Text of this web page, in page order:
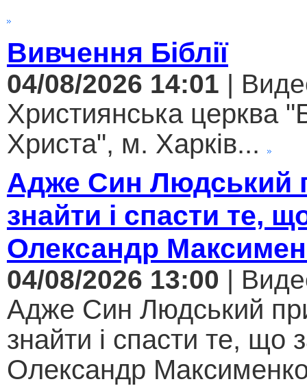
Вивчення Біблії
04/08/2026 14:01 |
Християнська церква
Христа", м. Харків...
Адже Син Людський
знайти і спасти те,
Олександр
04/08/2026 13:00 |
Адже Син Людський
знайти і спасти те, що
Олександр